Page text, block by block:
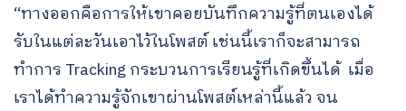
“ทางออกคือการให้เขาคอยบันทึกความรู้ที่ตนเองได้
รับในแต่ละวันเอาไว้ในโพสต์ เช่นนี้เราก็จะสามารถ
ทำการ Tracking กระบวนการเรียนรู้ที่เกิดขึ้นได้ เมื่อ
เราได้ทำความรู้จักเขาผ่านโพสต์เหล่านี้แล้ว จน